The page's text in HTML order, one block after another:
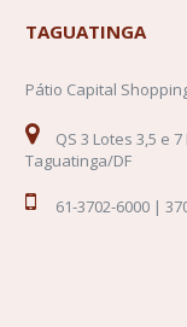
TAGUATINGA
Pátio Capital
QS 3 Lotes 3,5 e
Taguatinga/DF
61-3702-6000 |